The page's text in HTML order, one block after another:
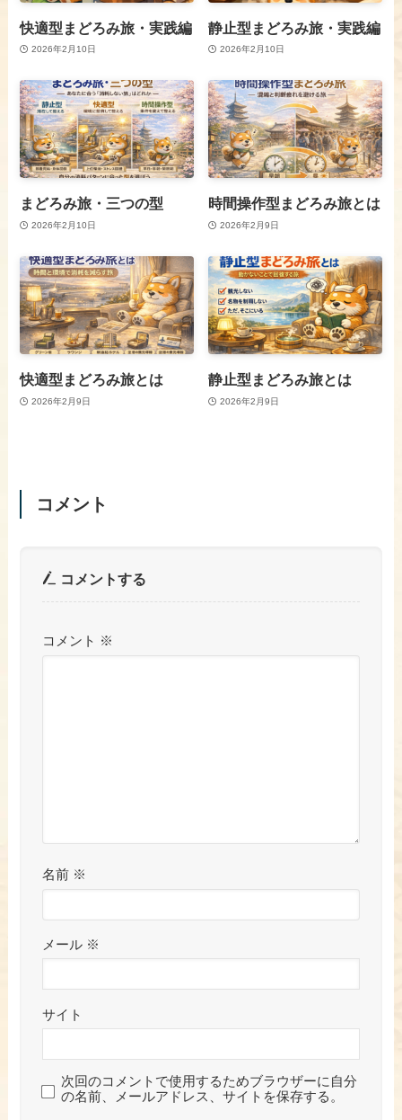
快適型まどろみ旅・実践編
2026年2月10日
静止型まどろみ旅・実践編
2026年2月10日
まどろみ旅・三つの型
2026年2月10日
時間操作型まどろみ旅とは
2026年2月9日
快適型まどろみ旅とは
2026年2月9日
静止型まどろみ旅とは
2026年2月9日
コメント
コメントする
コメント ※
名前 ※
メール ※
サイト
次回のコメントで使用するためブラウザーに自分
の名前、メールアドレス、サイトを保存する。